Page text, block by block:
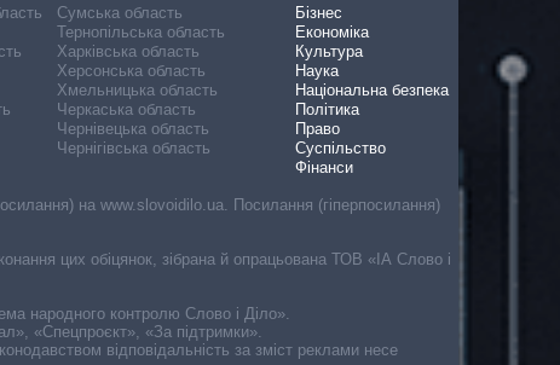
Сумська область
Тернопільська область
Харківська область
Херсонська область
Хмельницька область
Черкаська область
Чернівецька область
Чернігівська область
Бізнес
Економіка
Культура
Наука
Національна безпека
Політика
Право
Суспільство
Фінанси
на www.slovoidilo.ua. Посилання (гіперпосилання)
цих обіцянок, зібрана й опрацьована ТОВ «ІА Слово і
народного контролю Слово і Діло».
«Спецпроєкт», «За підтримки».
відповідальність за зміст реклами несе